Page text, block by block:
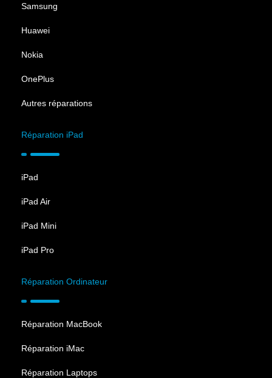
Samsung
Huawei
Nokia
OnePlus
Autres réparations
Réparation iPad
iPad
iPad Air
iPad Mini
iPad Pro
Réparation Ordinateur
Réparation MacBook
Réparation iMac
Réparation Laptops